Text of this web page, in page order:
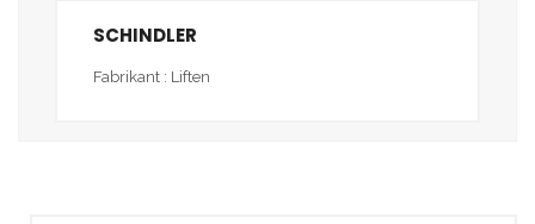
SCHINDLER
Fabrikant : Liften